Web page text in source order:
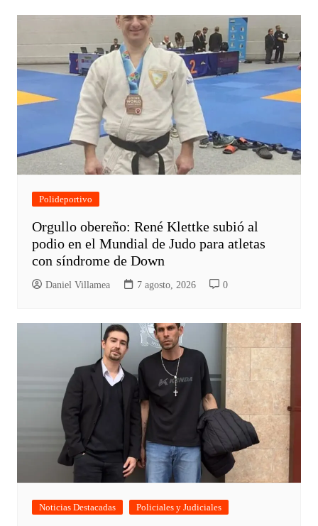
Polideportivo
Orgullo obereño: René Klettke subió al
podio en el Mundial de Judo para atletas
con síndrome de Down
Daniel Villamea 7 agosto, 2026 0
Noticias Destacadas Policiales y Judiciales